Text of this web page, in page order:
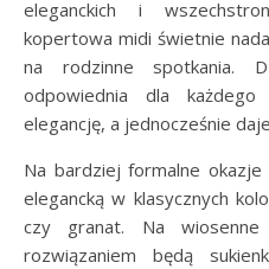
eleganckich i
kopertowa midi świetnie
na rodzinne spotkania.
odpowiednia dla
elegancję, a jednocześnie
Na bardziej formalne
elegancką w klasycznych
czy granat. Na
rozwiązaniem będą